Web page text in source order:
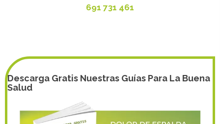
691 731 461
Descarga Gratis Nuestras Guías Para La Buena
Salud